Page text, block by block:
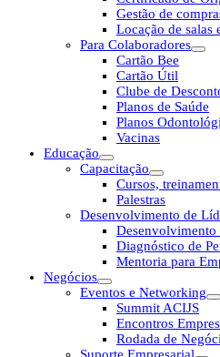
Gestão de
Locação de salas
Para Colaboradores
Cartão Bee
Cartão Útil
Clube de
Planos de Saúde
Planos
Vacinas
Educação
Capacitação
Cursos,
Palestras
Desenvolvimento de
Desenvolvimento
Diagnóstico de
Mentoria para
Negócios
Eventos e Networking
Summit ACIJS
Encontros
Rodada de